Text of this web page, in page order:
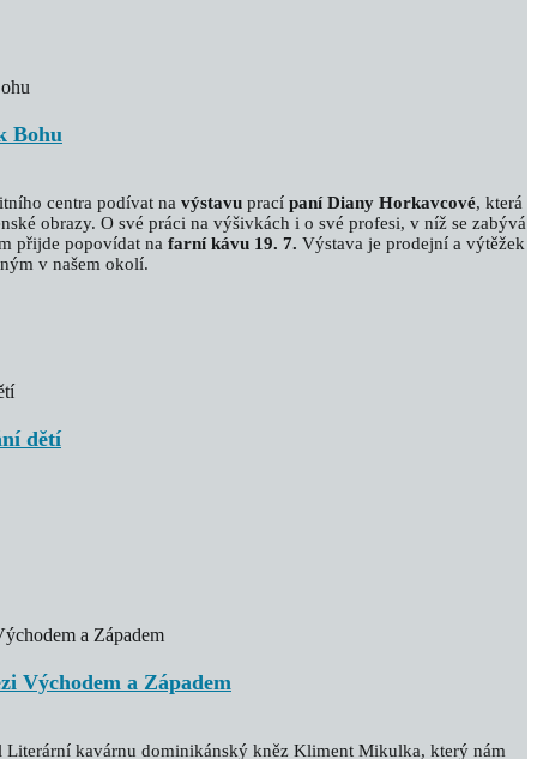
Bohu
centra podívat na výstavu prací paní Diany Horkavcové, která
obrazy. O své práci na výšivkách i o své profesi, v níž se zabývá
přijde popovídat na farní kávu 19. 7. Výstava je prodejní a výtěžek
v našem okolí.
dětí
Východem a Západem
Literární kavárnu dominikánský kněz Kliment Mikulka, který nám